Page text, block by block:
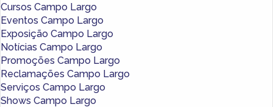
Cursos Campo Largo
Eventos Campo Largo
Exposição Campo Largo
Notícias Campo Largo
Promoções Campo Largo
Reclamações Campo Largo
Serviços Campo Largo
Shows Campo Largo